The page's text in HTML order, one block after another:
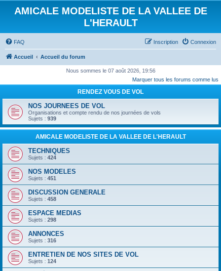
AMICALE MODELISTE DE LA VALLEE DE
L'HERAULT
FAQ Connexion
Inscription
Accueil Accueil du forum
Nous sommes le 07 août 2026, 19:56
Marquer tous les forums comme lus
RENDEZ VOUS DE VOL
NOS JOURNEES DE VOL
Organisations et compte rendu de nos journées de vols
Sujets : 939
AMICALE MODELISTE DE LA VALLEE DE L'HERAULT
TECHNIQUES
Sujets : 424
NOS MODELES
Sujets : 451
DISCUSSION GENERALE
Sujets : 458
ESPACE MEDIAS
Sujets : 298
ANNONCES
Sujets : 316
ENTRETIEN DE NOS SITES DE VOL
Sujets : 124